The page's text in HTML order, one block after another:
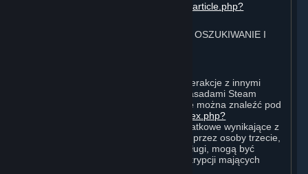
https://support.steampowered.com/kb_article.php?
4. ZASADY POSTĘPOWANIA W SIECI, OSZUKIWANIE I
Postępowanie Użytkownika w sieci i interakcje z innymi
Użytkownikami muszą być zgodne z Zasadami Steam
Dotyczącymi Zachowania w Sieci, które można znaleźć pod
http://steampowered.com/index.php?
. Wymagania dodatkowe wynikające z
warunków użytkowania ustanowionych przez osoby trzecie,
które hostują określone gry lub inne usługi, mogą być
również wskazane w Warunkach Subskrypcji mających